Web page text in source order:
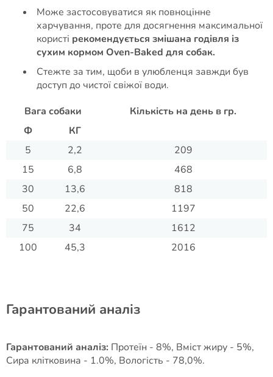
Може застосовуватися як повноцінне
харчування, проте для досягнення максимальної
користі рекомендується змішана годівля із
сухим кормом Oven-Baked для собак.
Стежте за тим, щоби в улюбленця завжди був
доступ до чистої свіжої води.
Вага собаки
Кількість на день в гр.
Ф
КГ
5
2,2
209
15
6,8
468
30
13,6
818
50
22,6
1197
75
34
1612
100
45,3 2016
Гарантований аналіз
Гарантований аналіз: Протеїн - 8%, Вміст жиру - 5%,
Сира клітковина - 1.0%, Вологість - 78,0%.